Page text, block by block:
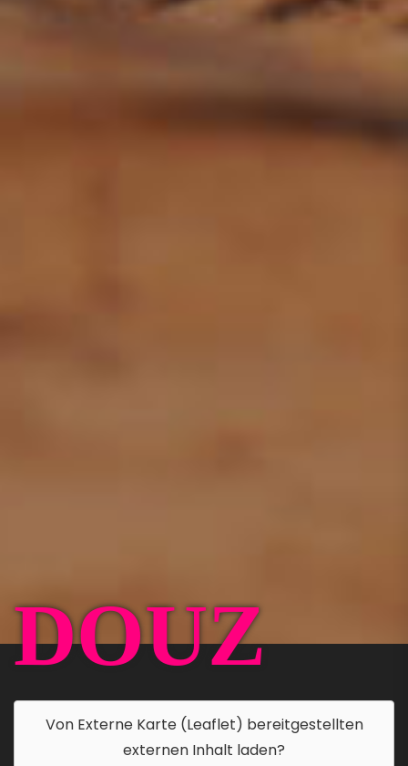
DOUZ
Von Externe Karte (Leaflet) bereitgestellten
externen Inhalt laden?